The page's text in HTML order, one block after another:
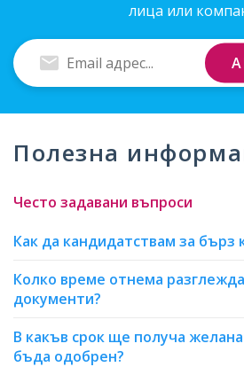
лица или
Въведи
Email
адрес
Полезна
Често задавани въпроси
Как да кандидатствам за бърз
Колко време отнема
документи?
В какъв срок ще получа
бъда одобрен?